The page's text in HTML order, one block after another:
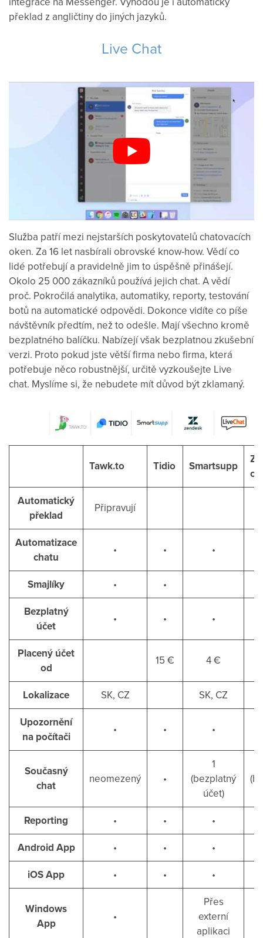
překlad z angličtinydo jiných jazyků.
Live Chat
Služba patří mezi nejstarších poskytovatelů chatovacích
oken. Za 16 let nasbírali obrovské know-how. Vědíco
lidé potřebují a pravidelně jim to úspěšně přinášejí.
Okolo 25 000 zákazníků používá jejich chat. Avědí
proč. Pokročilá analytika, automatiky, reporty, testování
botů na automatické odpovědi. Dokonce vidíte co píše
návštěvník předtím, než to odešle. Majívšechno kromě
bezplatného balíčku. Nabízejívšak bezplatnou zkušební
verzi. Proto pokud jste větší firma nebo firma, která
potřebuje něco robustnější, určitě vyzkoušejte Live
chat. Myslíme si, že nebudete mít důvod být zklamaný.
Tawk.to Tidio Smartsupp
Automatický
překlad
Připravují
Automatizace
chatu
• • •
Smajlíky •
•
Bezplatný
účet
• • •
Placený účet
od
15 € 4 €
Lokalizace SK, CZ
SK, CZ
Upozornění
na počítači
• • •
Současný
chat
neomezený •
1
(bezplatný
účet)
Reporting
• •
•
Android App
• •
•
iOS App
• • •
Windows
App
•
Přes
externí
aplikaci